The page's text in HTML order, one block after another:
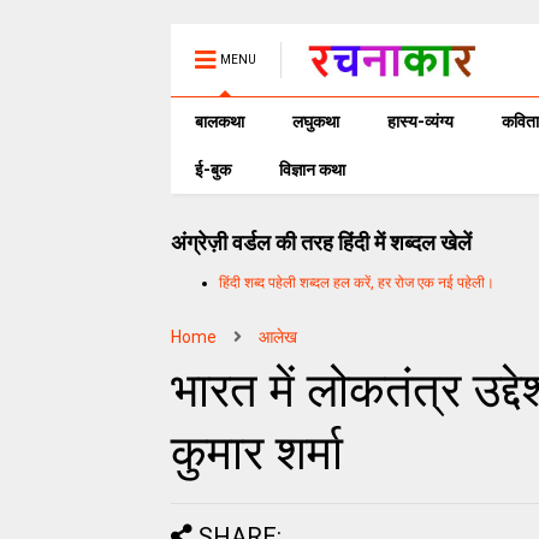
MENU
बालकथा लघुकथा हास्य-व्यंग्य कविता
ई-बुक विज्ञान कथा
अंग्रेज़ी वर्डल की तरह हिंदी में शब्दल खेलें
हिंदी शब्द पहेली शब्दल हल करें, हर रोज एक नई पहेली।
Home आलेख
भारत में लोकतंत्र
कुमार शर्मा